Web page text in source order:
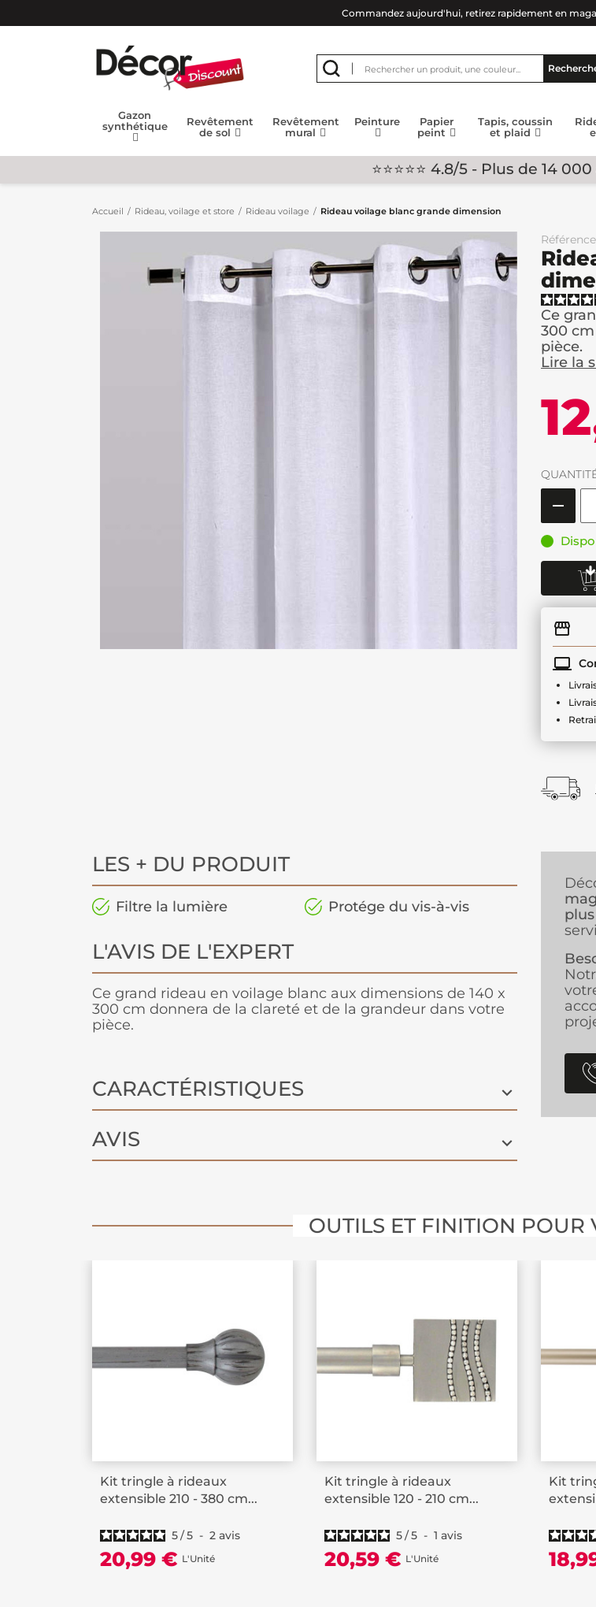
Commandez aujourd'hui, retirez rapidement en
Gazon
synthétique
Revêtement
de sol
Revêtement
mural
Peinture
Papier
peint
Tapis, coussin
et plaid
⭐⭐⭐⭐⭐ 4.8/5 - Plus de 14
Accueil Rideau, voilage et store Rideau voilage Rideau voilage blanc grande dimension
Ce
300
pièce.
Lire la
LES + DU PRODUIT
Filtre la lumière Protége du vis-à-vis
L'AVIS DE L'EXPERT
Ce grand rideau en voilage blanc aux dimensions de 140 x
300 cm donnera de la clareté et de la grandeur dans votre
pièce.
CARACTÉRISTIQUES
AVIS
OUTILS ET FINITION POUR
Kit tringle à rideaux
extensible 210 - 380 cm...
5/5 - 2 avis
20,99 € L'Unité
Kit tringle à rideaux
extensible 120 - 210 cm...
5/5 - 1 avis
20,59 € L'Unité
Kit